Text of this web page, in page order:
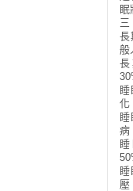
眠
三
長
般
化
病
壓